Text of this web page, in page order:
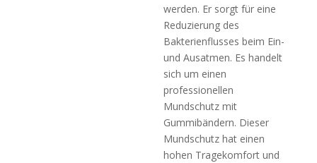
werden. Er sorgt für eine
Reduzierung des
Bakterienflusses beim Ein-
und Ausatmen. Es handelt
sich um einen
professionellen
Mundschutz mit
Gummibändern. Dieser
Mundschutz hat einen
hohen Tragekomfort und